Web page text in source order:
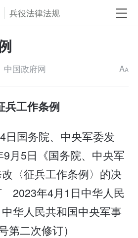
兵役法律法规
中国政府网 AA
兵工作条例
日国务院、中央军委发
月5日《国务院、中央军
〈征兵工作条例〉的决
2023年4月1日中华人民
华人民共和国中央军事
第二次修订）